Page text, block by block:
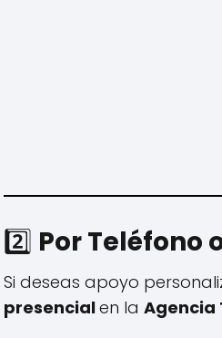
2️⃣ Por Teléfono
Si deseas apoyo
presencialen la Agencia